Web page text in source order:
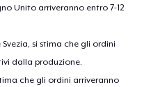
Unito arriveranno entro 7-12
Svezia, si stima che gli ordini
dalla produzione.
che gli ordini arriveranno